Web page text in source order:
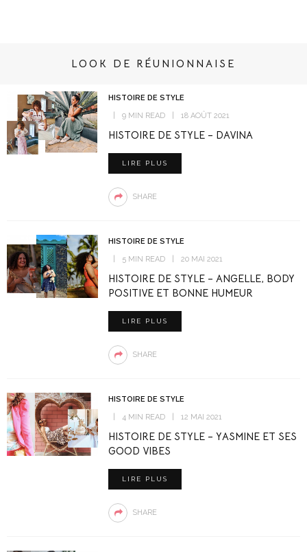
LOOK DE RÉUNIONNAISE
HISTOIRE DE STYLE
9 MIN READ
18 AOÛT 2021
HISTOIRE DE STYLE – DAVINA
LIRE PLUS
SHARE
HISTOIRE DE STYLE
5 MIN READ
20 MAI 2021
HISTOIRE DE STYLE – ANGELLE, BODY
POSITIVE ET BONNE HUMEUR
LIRE PLUS
SHARE
HISTOIRE DE STYLE
4 MIN READ
12 MAI 2021
HISTOIRE DE STYLE – YASMINE ET SES
GOOD VIBES
LIRE PLUS
SHARE